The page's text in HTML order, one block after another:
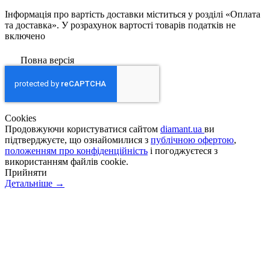
Інформація про вартість доставки міститься у розділі «Оплата
та доставка». У розрахунок вартості товарів податків не
включено
Повна версія
Сookies
Продовжуючи користуватися сайтом diamant.ua ви
підтверджуєте, що ознайомилися з публічною офертою,
положенням про конфіденційність і погоджуєтеся з
використанням файлів cookie.
Прийняти
Детальніше →